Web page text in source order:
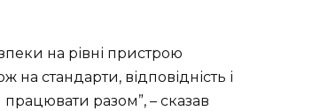
на рівні пристрою
на стандарти, відповідність і
разом”, – сказав